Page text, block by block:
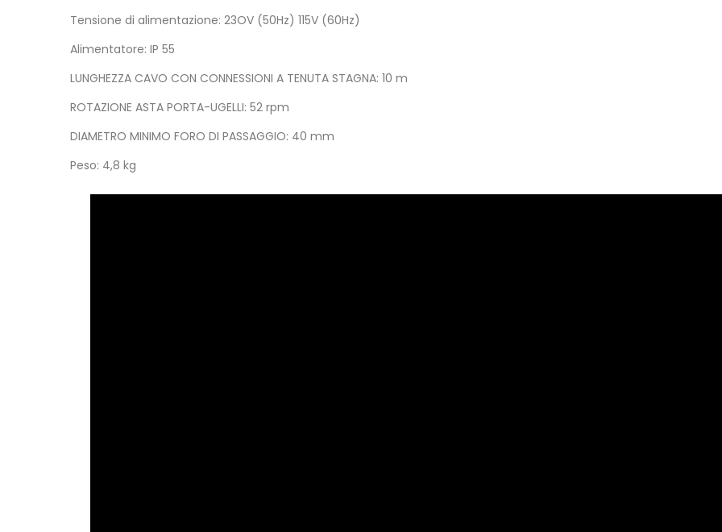
Tensione di alimentazione: 23OV (50Hz) 115V (60Hz)
Alimentatore: IP 55
LUNGHEZZA CAVO CON CONNESSIONI A TENUTA STAGNA: 10 m
ROTAZIONE ASTA PORTA-UGELLI: 52 rpm
DIAMETRO MINIMO FORO DI PASSAGGIO: 40 mm
Peso: 4,8 kg